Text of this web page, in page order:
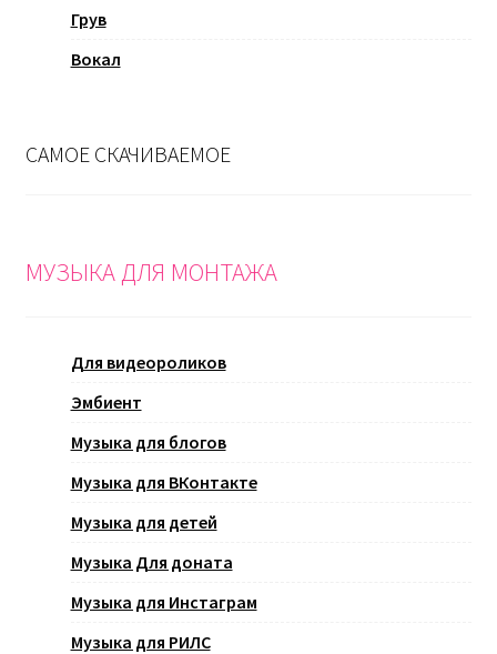
Грув
Вокал
САМОЕ СКАЧИВАЕМОЕ
МУЗЫКА ДЛЯ МОНТАЖА
Для видеороликов
Эмбиент
Музыка для блогов
Музыка для ВКонтакте
Музыка для детей
Музыка Для доната
Музыка для Инстаграм
Музыка для РИЛС